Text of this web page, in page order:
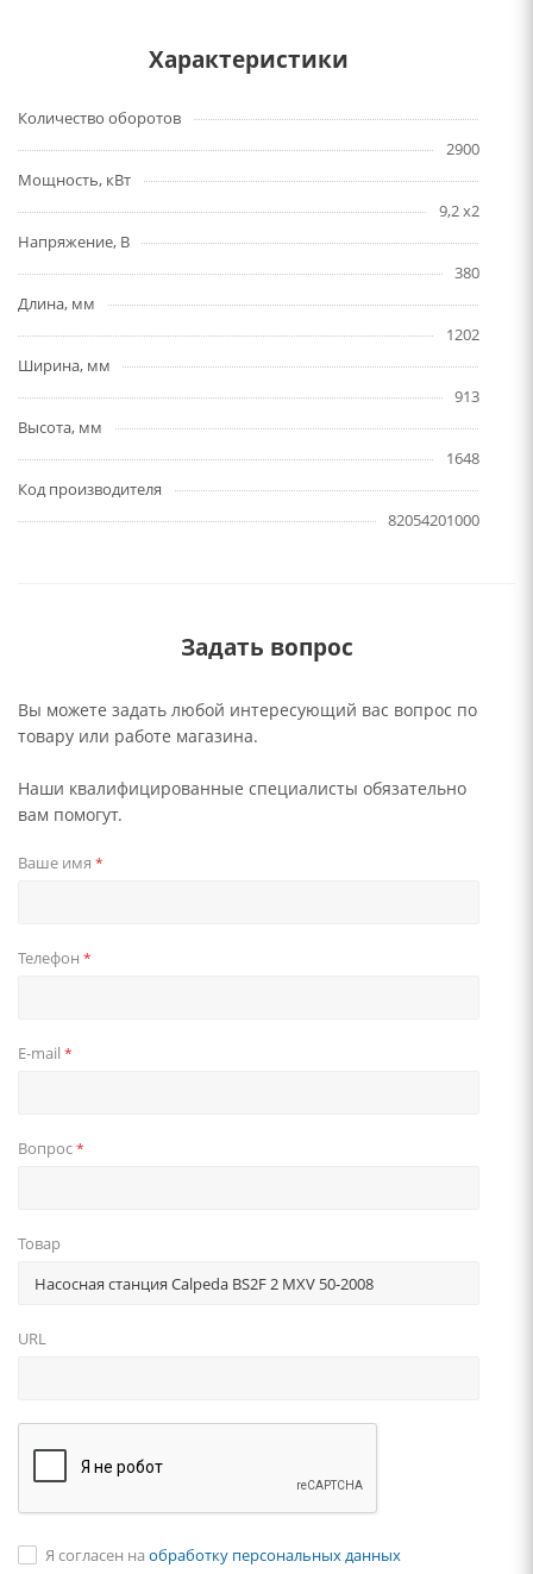
Характеристики
Количество оборотов
2900
Мощность, кВт
9,2 x2
Напряжение, В
380
Длина, мм
1202
Ширина, мм
913
Высота, мм
1648
Код производителя
82054201000
Задать вопрос
Вы можете задать любой интересующий вас вопрос по
товару или работе магазина.
Наши квалифицированные специалисты обязательно
вам помогут.
Ваше имя *
Телефон *
E-mail *
Вопрос*
Товар
URL
Я согласен на обработку персональных данных